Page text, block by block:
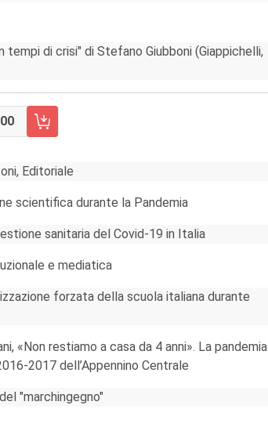
tempi di crisi" di Stefano Giubboni (Giappichelli,
FASCICOLO 1/2020
Editoriale
scientifica durante la Pandemia
sanitaria del Covid-19 in Italia
e mediatica
forzata della scuola italiana durante
«Non restiamo a casa da 4 anni». La pandemia
2017 dell’Appennino Centrale
"marchingegno"